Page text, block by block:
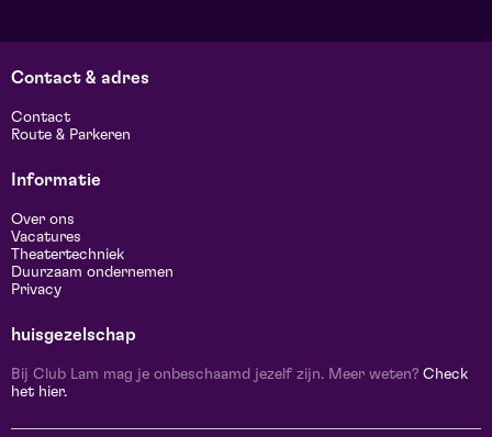
Contact & adres
Contact
Route & Parkeren
Informatie
Over ons
Vacatures
Theatertechniek
Duurzaam ondernemen
Privacy
huisgezelschap
Bij Club Lam mag je onbeschaamd jezelf zijn. Meer weten? Check
het hier.